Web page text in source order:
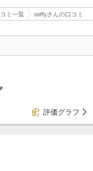
ミ一覧
stiffyさんの口コミ
評価グラフ